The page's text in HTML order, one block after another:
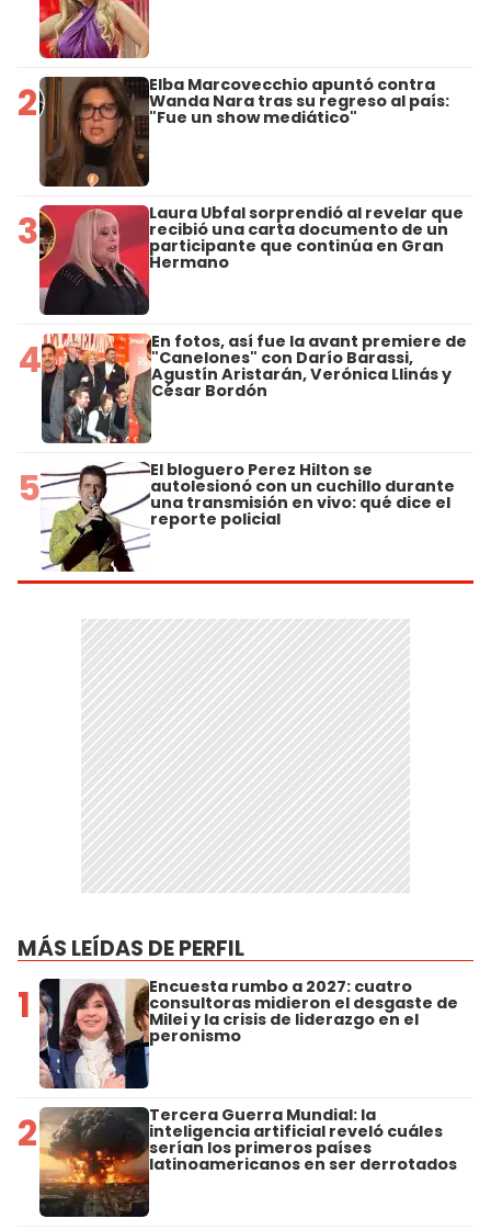
2 Elba Marcovecchio apuntó contra
Wanda Nara tras su regreso al país:
"Fue un show mediático"
3 Laura Ubfal sorprendió al revelar que
recibió una carta documento de un
participante que continúa en Gran
Hermano
4 En fotos, así fue la avant premiere de
"Canelones" con Darío Barassi,
Agustín Aristarán, Verónica Llinás y
César Bordón
5 El bloguero Perez Hilton se
autolesionó con un cuchillo durante
una transmisión en vivo: qué dice el
reporte policial
MÁS LEÍDAS DE PERFIL
1 Encuesta rumbo a 2027: cuatro
consultoras midieron el desgaste de
Milei y la crisis de liderazgo en el
peronismo
2 Tercera Guerra Mundial: la
inteligencia artificial reveló cuáles
serían los primeros países
latinoamericanos en ser derrotados